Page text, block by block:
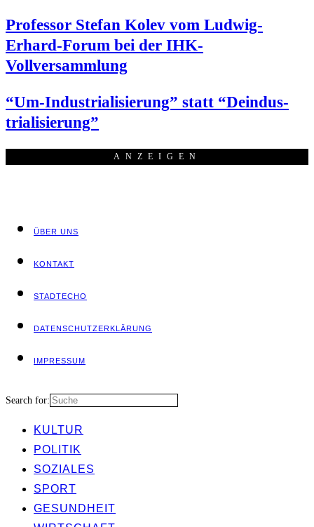
Pro­fes­sor Ste­fan Kolev vom Lud­wig-
Erhard-Forum bei der IHK-
Vollversammlung
“Um-Indus­tria­li­sie­rung” statt “Deindus­
tria­li­sie­rung”
ANZEI­GEN
ÜBER UNS
KON­TAKT
STADT­ECHO
DATEN­SCHUTZ­ER­KLÄ­RUNG
IMPRES­SUM
Search for:
KUL­TUR
POLI­TIK
SOZIA­LES
SPORT
GESUND­HEIT